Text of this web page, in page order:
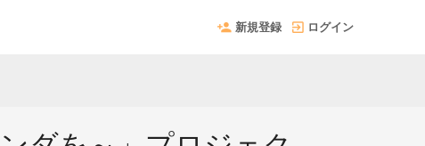
新規登録 ログイン